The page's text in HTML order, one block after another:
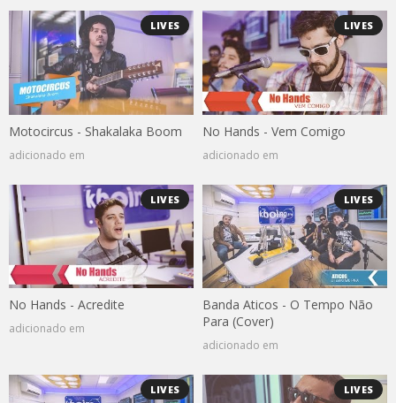
LIVES
Motocircus - Shakalaka Boom
adicionado em
LIVES
No Hands - Vem Comigo
adicionado em
LIVES
No Hands - Acredite
adicionado em
LIVES
Banda Aticos - O Tempo Não
Para (Cover)
adicionado em
LIVES LIVES